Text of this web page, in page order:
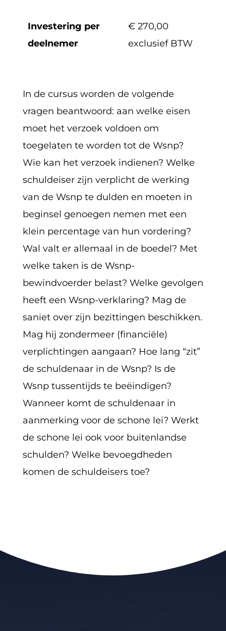
Investering per
deelnemer
€270,00
exclusief BTW
In de cursus worden de volgende
vragen beantwoord: aan welke eisen
moet het verzoek voldoen om
toegelaten te worden tot de Wsnp?
Wie kan het verzoek indienen? Welke
schuldeiser zijn verplicht de werking
van de Wsnp te dulden en moeten in
beginsel genoegen nemen met een
klein percentage van hun vordering?
Wal valt er allemaal in de boedel? Met
welke taken is de Wsnp-
bewindvoerder belast? Welke gevolgen
heeft een Wsnp-verklaring? Mag de
saniet over zijn bezittingen beschikken.
Mag hij zondermeer (financiële)
verplichtingen aangaan? Hoe lang “zit”
de schuldenaar in de Wsnp? Is de
Wsnp tussentijds te beëindigen?
Wanneer komt de schuldenaar in
aanmerking voor de schone lei? Werkt
de schone lei ook voor buitenlandse
schulden? Welke bevoegdheden
komen de schuldeisers toe?